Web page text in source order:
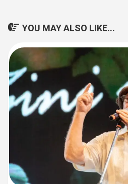
YOU MAY ALSO LIKE...